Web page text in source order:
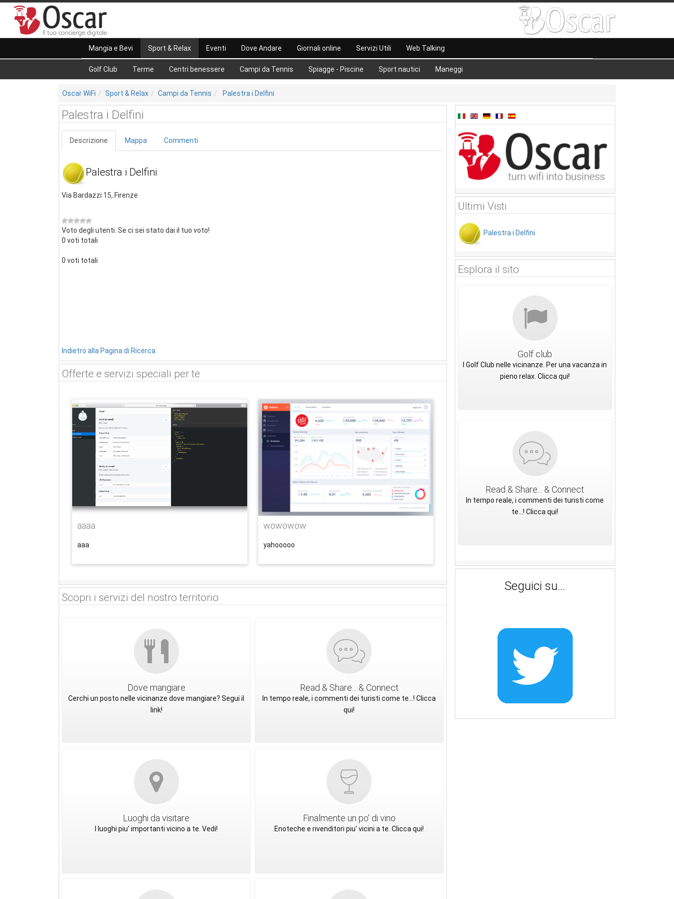
Mangia e Bevi Sport & Relax
Golf Club Terme Centri benessere Campi da Tennis Spiagge - Piscine Sport nautici Maneggi
Eventi Dove Andare Giornali online Servizi Utili Web Talking
Oscar WiFi Sport & Relax Campi da Tennis Palestra i Delfini
Palestra i Delfini
Descrizione Mappa Commenti
Palestra i Delfini
Via Bardazzi 15, Firenze
Voto degli utenti. Se ci sei stato dai il tuo voto!
0 voti totali
0 voti totali
Indietro alla Pagina di Ricerca
Offerte e servizi speciali per te
aaaa
aaa
wowowow
yahooooo
Scopri i servizi del nostro territorio
Dove mangiare
Cerchi un posto nelle vicinanze dove mangiare? Segui il
link!
Read & Share... & Connect
In tempo reale, i commenti dei turisti come te...! Clicca
qui!
Luoghi da visitare
I luoghi piu' importanti vicino a te. Vedi!
Finalmente un po' di vino
Enoteche e rivenditori piu' vicini a te. Clicca qui!
Ultimi Visti
Palestra i Delfini
Esplora il sito
Golf club
I Golf Club nelle vicinanze. Per una vacanza in
pieno relax. Clicca qui!
Read & Share... & Connect
In tempo reale, i commenti dei turisti come
te...! Clicca qui!
Seguici su...